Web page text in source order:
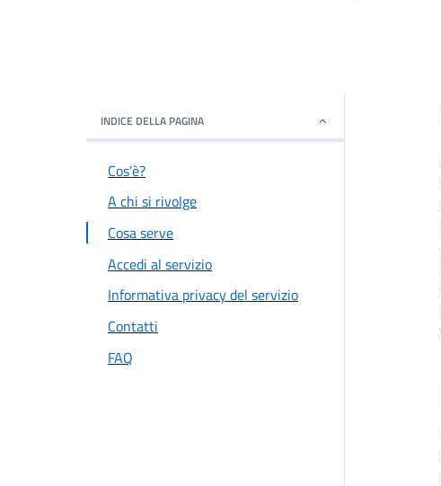
INDICE DELLA PAGINA
Cos'è?
A chi si rivolge
Cosa serve
Accedi al servizio
Informativa privacy del servizio
Contatti
FAQ